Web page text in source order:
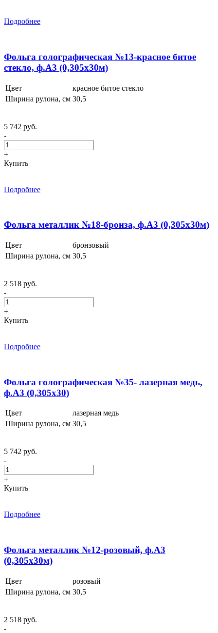
Подробнее
Фольга голографическая №13-красное битое
стекло, ф.А3 (0,305x30м)
Цвет
красное битое стекло
Ширина рулона, см 30,5
5 742 руб.
-
+
Купить
Подробнее
Фольга металлик №18-бронза, ф.А3 (0,305x30м)
Цвет
бронзовый
Ширина рулона, см 30,5
2 518 руб.
-
+
Купить
Подробнее
Фольга голографическая №35- лазерная медь,
ф.А3 (0,305x30)
Цвет
лазерная медь
Ширина рулона, см 30,5
5 742 руб.
-
+
Купить
Подробнее
Фольга металлик №12-розовый, ф.А3
(0,305x30м)
Цвет
розовый
Ширина рулона, см 30,5
2 518 руб.
-